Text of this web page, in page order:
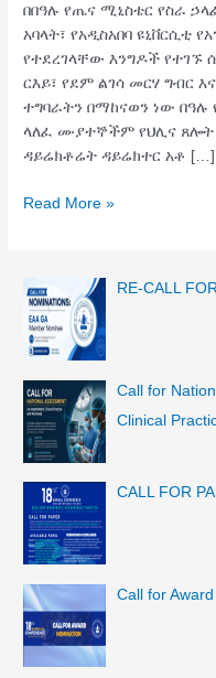
በበዓሉ የጤና ሚኒስቴር የስራ
አባላት፣ የአዲስአበባ ዩኒቨርሲቲ
የተደረገላቸው እንግዶች የተገኙ
ርእይ፣ የደም ልገሳ መርሃ ግብር
ተግባራትን በማከናወን ነው በዓሉ
ላለፈ ሙያተኞችም የህሊና ጸሎት
ዳይሬክቶሬት ዳይሬክተር አቶ […]
Read More »
RE-CALL
Call for
Clinical
CALL FOR
Call for